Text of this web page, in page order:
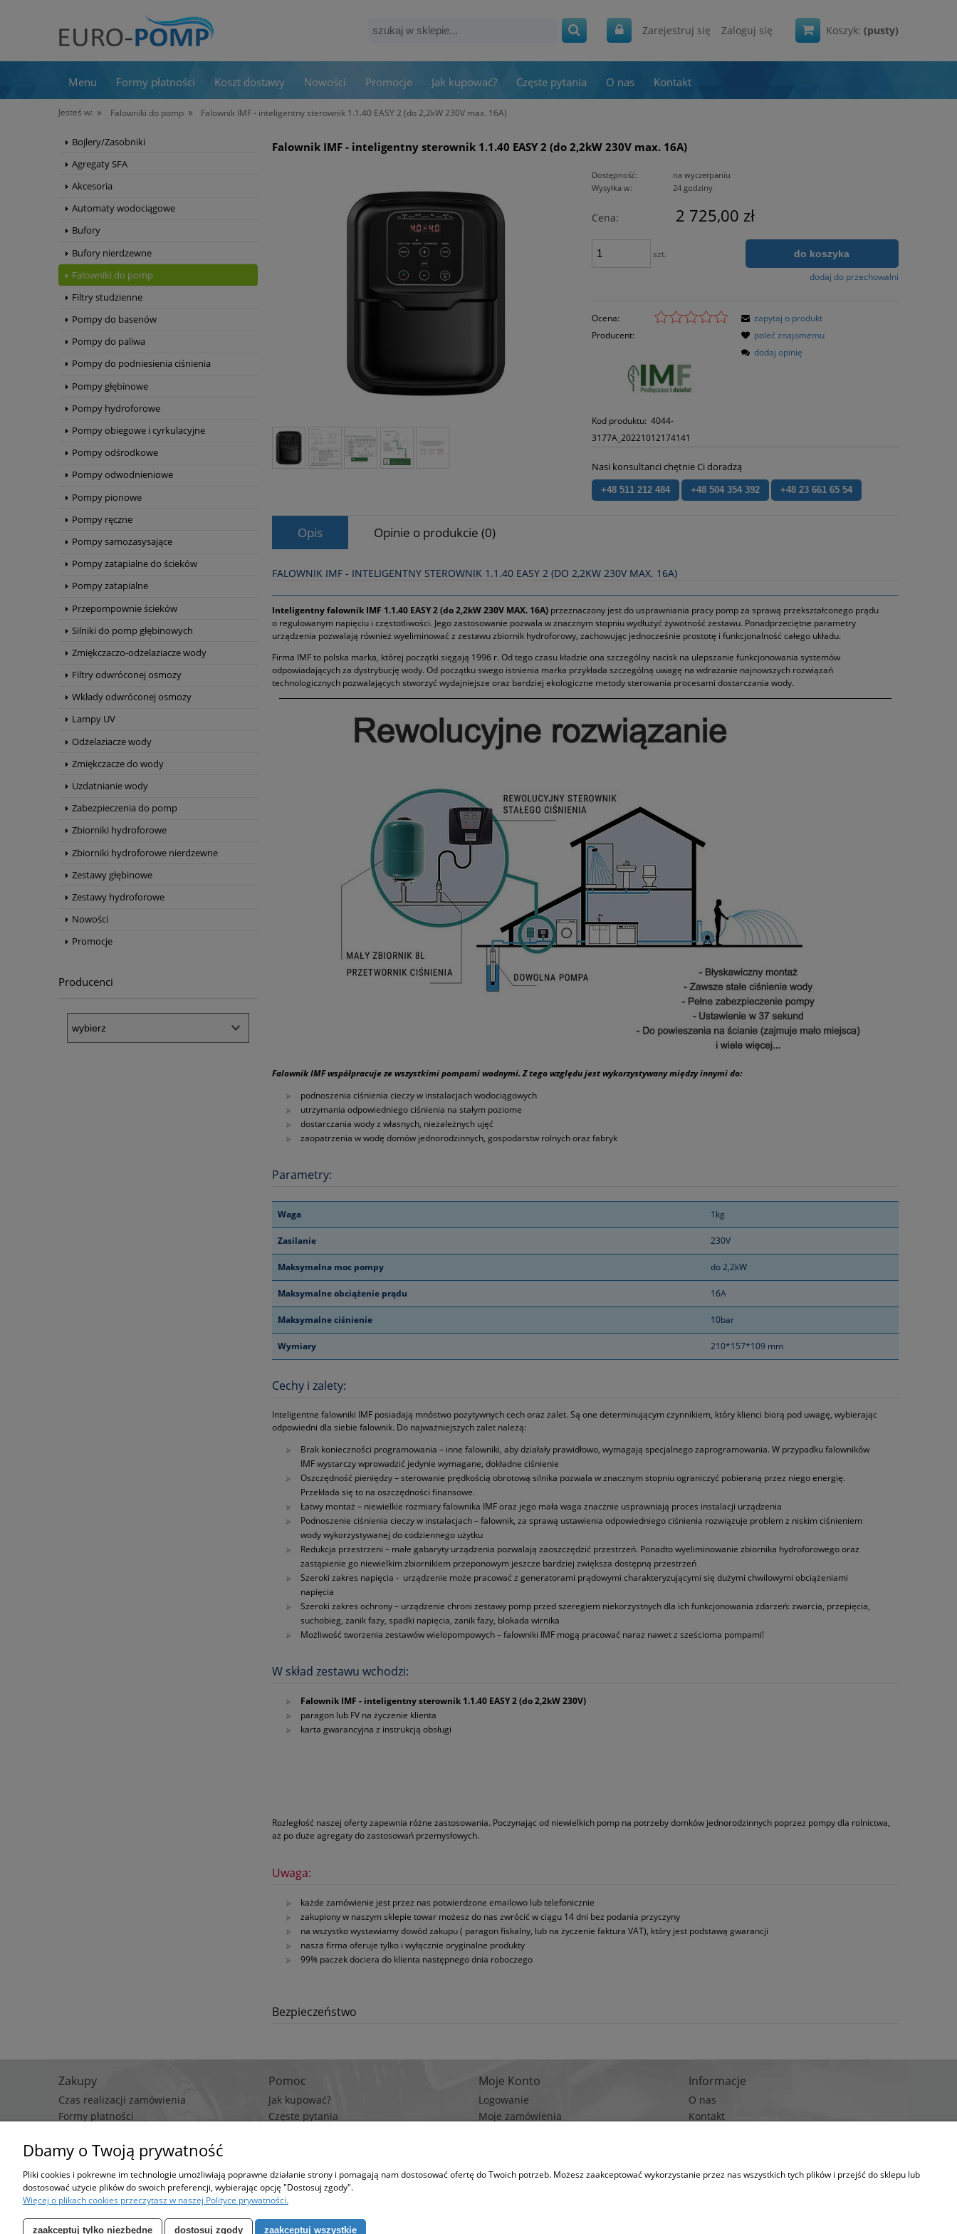
Koszyk: (pusty)
Zarejestruj się Zaloguj się
Menu Formy płatności Koszt dostawy Nowości Promocje Jak kupować? Częste pytania O nas Kontakt
Jesteś w: » Falowniki do pomp » Falownik IMF ‑ inteligentny sterownik 1.1.40 EASY 2 (do 2,2kW 230V max. 16A)
Bojlery/Zasobniki
Agregaty SFA
Akcesoria
Automaty wodociągowe
Bufory
Bufory nierdzewne
Falowniki do pomp
Filtry studzienne
Pompy do basenów
Pompy do paliwa
Pompy do podniesienia ciśnienia
Pompy głębinowe
Pompy hydroforowe
Pompy obiegowe i cyrkulacyjne
Pompy odśrodkowe
Pompy odwodnieniowe
Pompy pionowe
Pompy ręczne
Pompy samozasysające
Pompy zatapialne do ścieków
Pompy zatapialne
Przepompownie ścieków
Silniki do pomp głębinowych
Zmiękczaczo-odżelaziacze wody
Filtry odwróconej osmozy
Wkłady odwróconej osmozy
Lampy UV
Odżelaziacze wody
Zmiękczacze do wody
Uzdatnianie wody
Zabezpieczenia do pomp
Zbiorniki hydroforowe
Zbiorniki hydroforowe nierdzewne
Zestawy głębinowe
Zestawy hydroforowe
Nowości
Promocje
Producenci
Falownik IMF ‑ inteligentny sterownik 1.1.40 EASY 2 (do 2,2kW 230V max. 16A)
Dostępność:
na wyczerpaniu
Wysyłka w:
24 godziny
Cena: 2 725,00 zł
szt. do koszyka
dodaj do przechowalni
Ocena:
Producent:
Kod produktu: 4044-
3177A_20221012174141
zapytaj o produkt
poleć znajomemu
dodaj opinię
Nasi konsultanci chętnie Ci doradzą
+48 511 212 484 +48 504 354 392 +48 23 661 65 54
Opis Opinie o produkcie (0)
FALOWNIK IMF ‑ INTELIGENTNY STEROWNIK 1.1.40 EASY 2 (DO 2,2KW 230V MAX. 16A)
Inteligentny falownik IMF 1.1.40 EASY 2 (do 2,2kW 230V MAX. 16A) przeznaczony jest do usprawniania pracy pomp za sprawą przekształconego prądu
o regulowanym napięciu i częstotliwości. Jego zastosowanie pozwala w znacznym stopniu wydłużyć żywotność zestawu. Ponadprzeciętne parametry
urządzenia pozwalają również wyeliminować z zestawu zbiornik hydroforowy, zachowując jednocześnie prostotę i funkcjonalność całego układu.
Firma IMF to polska marka, której początki sięgają 1996 r. Od tego czasu kładzie ona szczególny nacisk na ulepszanie funkcjonowania systemów
odpowiadających za dystrybucję wody. Od początku swego istnienia marka przykłada szczególną uwagę na wdrażanie najnowszych rozwiązań
technologicznych pozwalających stworzyć wydajniejsze oraz bardziej ekologiczne metody sterowania procesami dostarczania wody.
Falownik IMF współpracuje ze wszystkimi pompami wodnymi. Z tego względu jest wykorzystywany między innymi do:
podnoszenia ciśnienia cieczy w instalacjach wodociągowych
utrzymania odpowiedniego ciśnienia na stałym poziome
dostarczania wody z własnych, niezależnych ujęć
zaopatrzenia w wodę domów jednorodzinnych, gospodarstw rolnych oraz fabryk
Parametry:
Waga 1kg
Zasilanie 230V
Maksymalna moc pompy do 2,2kW
Maksymalne obciążenie prądu 16A
Maksymalne ciśnienie 10bar
Wymiary 210*157*109 mm
Cechy i zalety:
Inteligentne falowniki IMF posiadają mnóstwo pozytywnych cech oraz zalet. Są one determinującym czynnikiem, który klienci biorą pod uwagę, wybierając
odpowiedni dla siebie falownik. Do najważniejszych zalet należą:
Brak konieczności programowania – inne falowniki, aby działały prawidłowo, wymagają specjalnego zaprogramowania. W przypadku falowników
IMF wystarczy wprowadzić jedynie wymagane, dokładne ciśnienie
Oszczędność pieniędzy – sterowanie prędkością obrotową silnika pozwala w znacznym stopniu ograniczyć pobieraną przez niego energię.
Przekłada się to na oszczędności finansowe.
Łatwy montaż – niewielkie rozmiary falownika IMF oraz jego mała waga znacznie usprawniają proces instalacji urządzenia
Podnoszenie ciśnienia cieczy w instalacjach – falownik, za sprawą ustawienia odpowiedniego ciśnienia rozwiązuje problem z niskim ciśnieniem
wody wykorzystywanej do codziennego użytku
Redukcja przestrzeni – małe gabaryty urządzenia pozwalają zaoszczędzić przestrzeń. Ponadto wyeliminowanie zbiornika hydroforowego oraz
zastąpienie go niewielkim zbiornikiem przeponowym jeszcze bardziej zwiększa dostępną przestrzeń
Szeroki zakres napięcia ‑ urządzenie może pracować z generatorami prądowymi charakteryzującymi się dużymi chwilowymi obciążeniami
napięcia
Szeroki zakres ochrony – urządzenie chroni zestawy pomp przed szeregiem niekorzystnych dla ich funkcjonowania zdarzeń: zwarcia, przepięcia,
suchobieg, zanik fazy, spadki napięcia, zanik fazy, blokada wirnika
Możliwość tworzenia zestawów wielopompowych – falowniki IMF mogą pracować naraz nawet z sześcioma pompami!
W skład zestawu wchodzi:
Falownik IMF ‑ inteligentny sterownik 1.1.40 EASY 2 (do 2,2kW 230V)
paragon lub FV na życzenie klienta
karta gwarancyjna z instrukcją obsługi
Rozległość naszej oferty zapewnia różne zastosowania. Poczynając od niewielkich pomp na potrzeby domków jednorodzinnych poprzez pompy dla rolnictwa,
aż po duże agregaty do zastosowań przemysłowych.
Uwaga:
każde zamówienie jest przez nas potwierdzone emailowo lub telefonicznie
zakupiony w naszym sklepie towar możesz do nas zwrócić w ciągu 14 dni bez podania przyczyny
na wszystko wystawiamy dowód zakupu ( paragon fiskalny, lub na życzenie faktura VAT), który jest podstawą gwarancji
nasza firma oferuje tylko i wyłącznie oryginalne produkty
99% paczek dociera do klienta następnego dnia roboczego
Bezpieczeństwo
Zakupy
Czas realizacji zamówienia
Formy płatności
Pomoc
Jak kupować?
Częste pytania
Moje Konto
Logowanie
Moje zamówienia
Informacje
O nas
Kontakt
Strona korzysta z plików cookies w celu realizacji usług i zgodnie z Polityką Plików Cookies.
Możesz określić warunki przechowywania lub dostępu do plików cookies w Twojej przeglądarce. (polityka prywatności)
Dbamy o Twoją prywatność
Pliki cookies i pokrewne im technologie umożliwiają poprawne działanie strony i pomagają nam dostosować ofertę do Twoich potrzeb. Możesz zaakceptować wykorzystanie przez nas wszystkich tych plików i przejść do sklepu lub
dostosować użycie plików do swoich preferencji, wybierając opcję "Dostosuj zgody".
Więcej o plikach cookies przeczytasz w naszej Polityce prywatności.
zaakceptuj tylko niezbędne dostosuj zgody zaakceptuj wszystkie